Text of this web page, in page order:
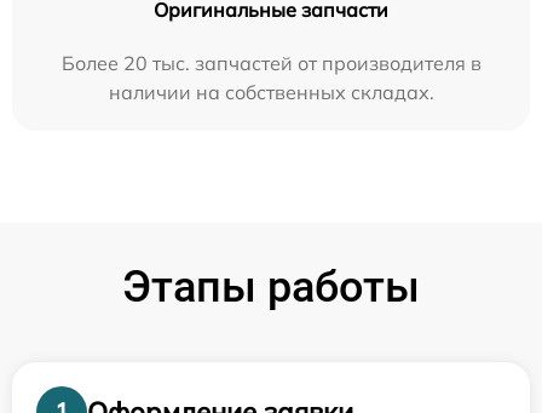
Оригинальные запчасти
Более 20 тыс. запчастей от производителя в
наличии на собственных складах.
Этапы работы